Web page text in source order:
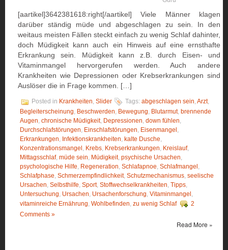
[aartikel]3642381618:right[/aartikel] Viele Männer klagen
darüber ständig müde und abgeschlagen zu sein. In den
weitaus meisten Fällen steckt einfach zu wenig Schlaf dahinter,
doch Müdigkeit kann auch ein Hinweis auf eine ernsthafte
Erkrankung sein. Müdigkeit kann z.B. durch Eisen- und
Vitaminmangel hervorgerufen werden. Auch andere
Krankheiten wie Depressionen oder Krebserkrankungen sind
Auslöser die in Frage kommen. […]
Posted in Krankheiten Slider Tags: abgeschlagen sein Arzt,
Begleiterscheinung Beschwerden Bewegung Blutarmut, brennende
Augen chronische Müdigkeit, Depressionen down fühlen
Durchschlafstörungen Einschlafstörungen Eisenmangel
Erkrankungen Infektionskrankheiten kalte Dusche
Konzentrationsmangel Krebs Krebserkrankungen Kreislauf,
Mittagsschlaf, müde sein Müdigkeit, psychische Ursachen
psychologische Hilfe Regeneration Schlafapnoe Schlafmangel
Schlafphase Schmerzempfindlichkeit, Schutzmechanismus seelische
Ursachen Selbsthilfe Sport, Stoffwechselkrankheiten Tipps
Untersuchung Ursachen Ursachenforschung Vitaminmangel
vitaminreiche Ernährung Wohlbefinden zu wenig Schlaf
2
Comments »
Read More »